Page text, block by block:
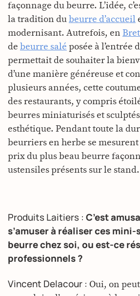
façonnage du beurre. L’idée,
la tradition du beurre d’accueil
modernisant. Autrefois, en
de beurre salé posée à l’entrée
permettait de souhaiter la
d’une manière généreuse et
plusieurs années, cette
des restaurants, y compris
beurres miniaturisés et
esthétique. Pendant toute la
beurriers en herbe se
prix du plus beau beurre
ustensiles présents sur le stand.
Produits Laitiers : C’est
s’amuser à réaliser ces
beurre chez soi, ou est-ce
professionnels ?
Vincent Delacour : Oui, on